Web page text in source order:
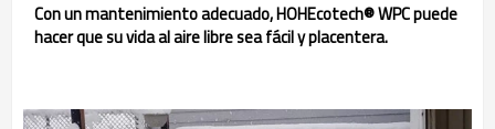
Con un mantenimiento adecuado, HOHEcotech® WPC puede
hacer que su vida al aire libre sea fácil y placentera.